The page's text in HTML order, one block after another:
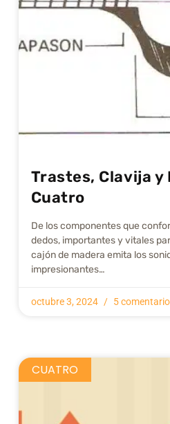
Trastes, Clavija y
Cuatro
De los componentes que
dedos, importantes y vitales
cajón de madera emita los
impresionantes…
octubre 3, 2024 5
CUATRO